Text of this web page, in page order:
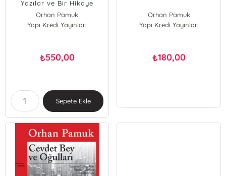
Yazılar ve Bir Hikaye
Orhan Pamuk
Yapı Kredi Yayınları
₺550,00
Sepete Ekle
Orhan Pamuk
Yapı Kredi Yayınları
₺180,00